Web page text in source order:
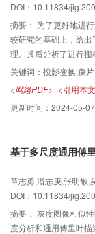
DOI：10.11834/
摘要： 为了更好地进
较研究的基础上，给
理。其后分析了进行
征，并重点介绍了图
关键词： 投影变换;像片;Visual;遥
<网络PDF> <引用本
更新时间： 2024-05-07
基于多尺度通用傅
章志勇,潘志庚,张明敏,
DOI：10.11834/
摘要： 灰度图像相似
度分析和通用傅里叶